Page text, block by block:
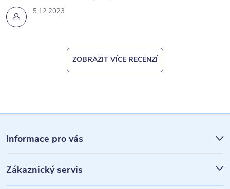
5.12.2023
ZOBRAZIT VÍCE RECENZÍ
á
p
a
Informace pro vás
Zákaznický servis